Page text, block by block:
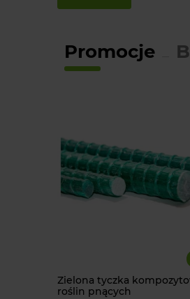
Promocje
Zielona tyczka
roślin pnących